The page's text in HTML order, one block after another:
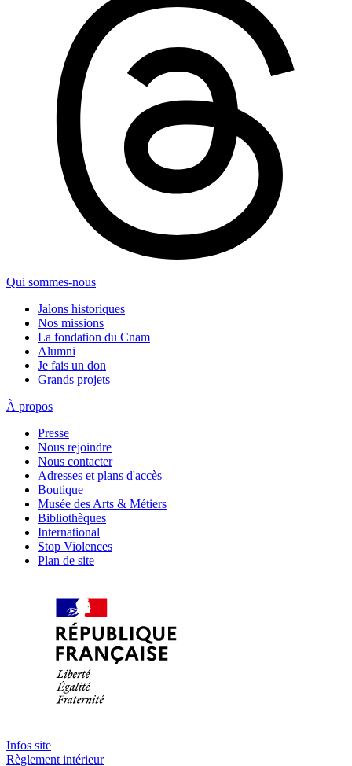
Qui sommes-nous
Jalons historiques
Nos missions
La fondation du Cnam
Alumni
Je fais un don
Grands projets
À propos
Presse
Nous rejoindre
Nous contacter
Adresses et plans d'accès
Boutique
Musée des Arts & Métiers
Bibliothèques
International
Stop Violences
Plan de site
Infos site
Règlement intérieur